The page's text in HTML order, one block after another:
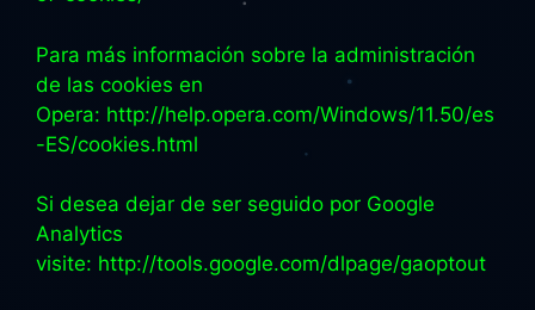
Para más información sobre la administración
de las cookies en
Opera: http://help.opera.com/Windows/11.50/es
-ES/cookies.html
Si desea dejar de ser seguido por Google
Analytics
visite: http://tools.google.com/dlpage/gaoptout